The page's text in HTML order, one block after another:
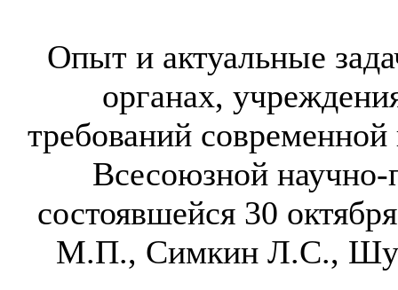
Опыт и актуальные
органах,
требований
Всесоюзной научно-
состоявшейся 30
М.П., Симкин Л.С.,